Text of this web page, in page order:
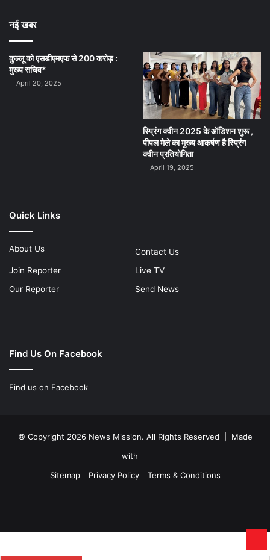
नई खबर
कुल्लू को एसडीएमएफ से 200 करोड़ :
मुख्य सचिव*
April 20, 2025
स्प्रिंग क्वीन 2025 के ऑडिशन शुरू ,
पीपल मेले का मुख्य आकर्षण है स्प्रिंग
क्वीन प्रतियोगिता
April 19, 2025
Quick Links
About Us
Contact Us
Join Reporter
Live TV
Our Reporter
Send News
Find Us On Facebook
Find us on Facebook
© Copyright 2026 News Mission. All Rights Reserved | Made
with
Sitemap
Privacy Policy Terms & Conditions